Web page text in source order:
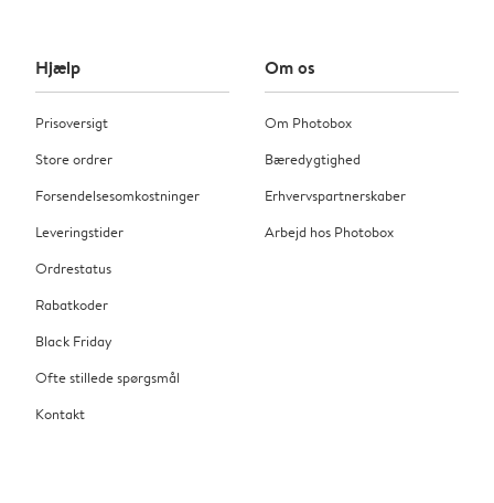
Hjælp
Prisoversigt
Store ordrer
Forsendelsesomkostninger
Leveringstider
Ordrestatus
Rabatkoder
Black Friday
Ofte stillede spørgsmål
Kontakt
Om os
Om Photobox
Bæredygtighed
Erhvervspartnerskaber
Arbejd hos Photobox